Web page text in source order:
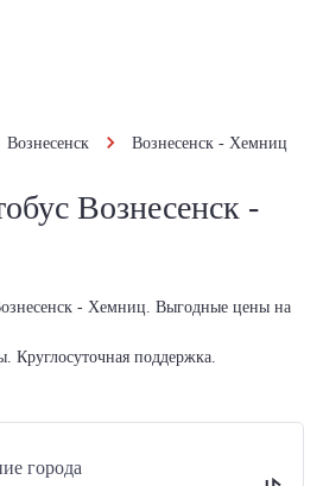
Вознесенск Вознесенск - Хемниц
Вознесенск -
- Хемниц. Выгодные цены на
Круглосуточная поддержка.